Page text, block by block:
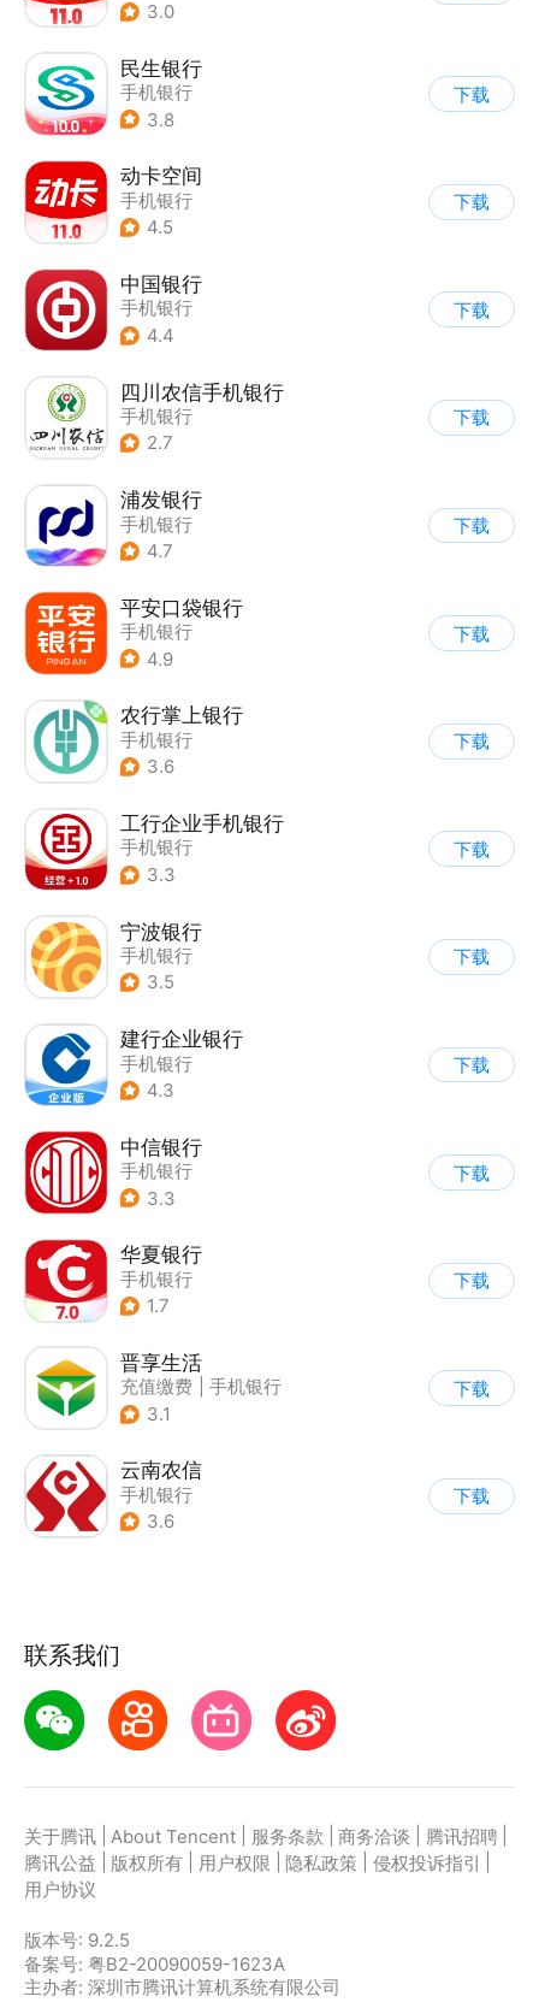
3.0
民生银行
手机银行
3.8
下载
动卡空间
手机银行
4.5
下载
中国银行
手机银行
4.4
下载
四川农信手机银行
手机银行
2.7
下载
浦发银行
手机银行
4.7
下载
平安口袋银行
手机银行
4.9
下载
农行掌上银行
手机银行
3.6
下载
工行企业手机银行
手机银行
3.3
下载
宁波银行
手机银行
3.5
下载
建行企业银行
手机银行
4.3
下载
中信银行
手机银行
3.3
下载
华夏银行
手机银行
1.7
下载
晋享生活
充值缴费
手机银行
3.1
下载
云南农信
手机银行
3.6
下载
联系我们
关于腾讯 About Tencent 服务条款 商务洽谈 腾讯招聘
腾讯公益
版权所有 用户权限 隐私政策 侵权投诉指引
用户协议
版本号: 9.2.5
备案号: 粤B2-20090059-1623A
主办者: 深圳市腾讯计算机系统有限公司